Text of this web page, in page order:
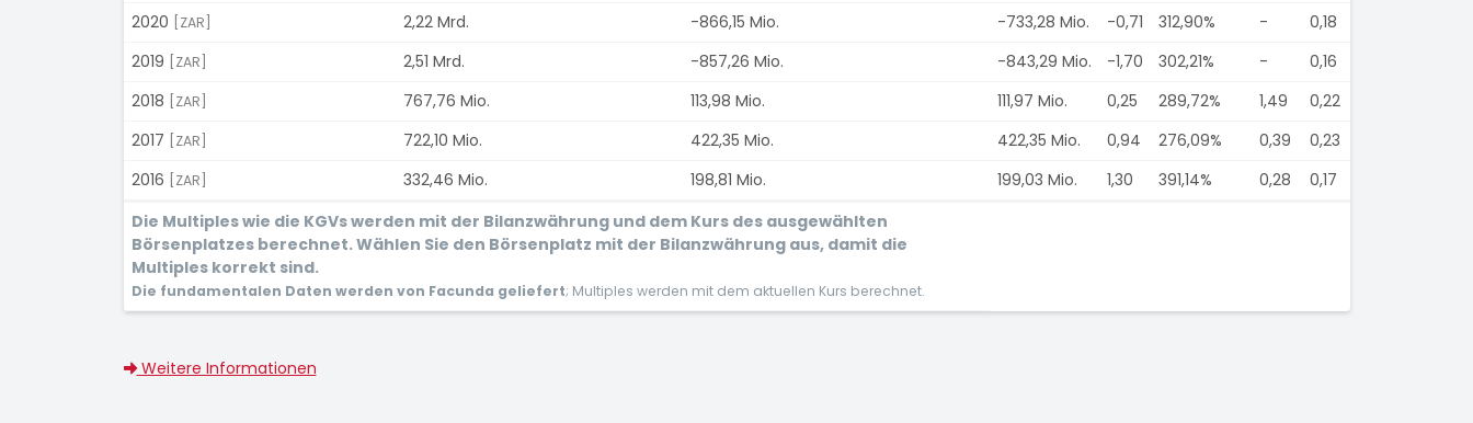
2020
[ZAR] 2,22 Mrd. -866,15 Mio. -733,28 Mio. -0,71 312,90% -
0,18
2019
[ZAR] 2,51 Mrd. -857,26 Mio. -843,29 Mio. -1,70 302,21% -
0,16
2018
[ZAR] 767,76 Mio. 113,98 Mio. 111,97 Mio. 0,25 289,72% 1,49
0,22
2017
[ZAR] 722,10 Mio. 422,35 Mio. 422,35 Mio. 0,94 276,09% 0,39
0,23
2016
[ZAR] 332,46 Mio. 198,81 Mio. 199,03 Mio. 1,30 391,14% 0,28
0,17
Die Multiples wie die KGVs werden mit der Bilanzwährung und dem Kurs des ausgewählten
Börsenplatzes berechnet. Wählen Sie den Börsenplatz mit der Bilanzwährung aus, damit die
Multiples korrekt sind.
Die fundamentalen Daten werden von Facunda geliefert; Multiples werden mit dem aktuellen Kurs berechnet.
Weitere Informationen